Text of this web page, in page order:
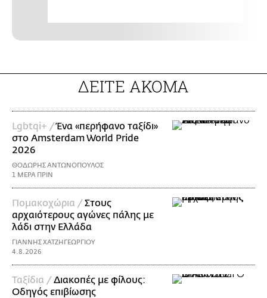
ΔΕΙΤΕ ΑΚΟΜΑ
Lgbtqi+ /Ένα «περήφανο ταξίδι»
στο Amsterdam World Pride
2026
ΘΟΔΩΡΗΣ ΑΝΤΩΝΟΠΟΥΛΟΣ
1 ΜΕΡΑ ΠΡΙΝ
Πομακοχώρια /Στους
αρχαιότερους αγώνες πάλης με
λάδι στην Ελλάδα
ΓΙΑΝΝΗΣ ΧΑΤΖΗΓΕΩΡΓΙΟΥ
4.8.2026
Ταξίδια /Διακοπές με φίλους:
Οδηγός επιβίωσης